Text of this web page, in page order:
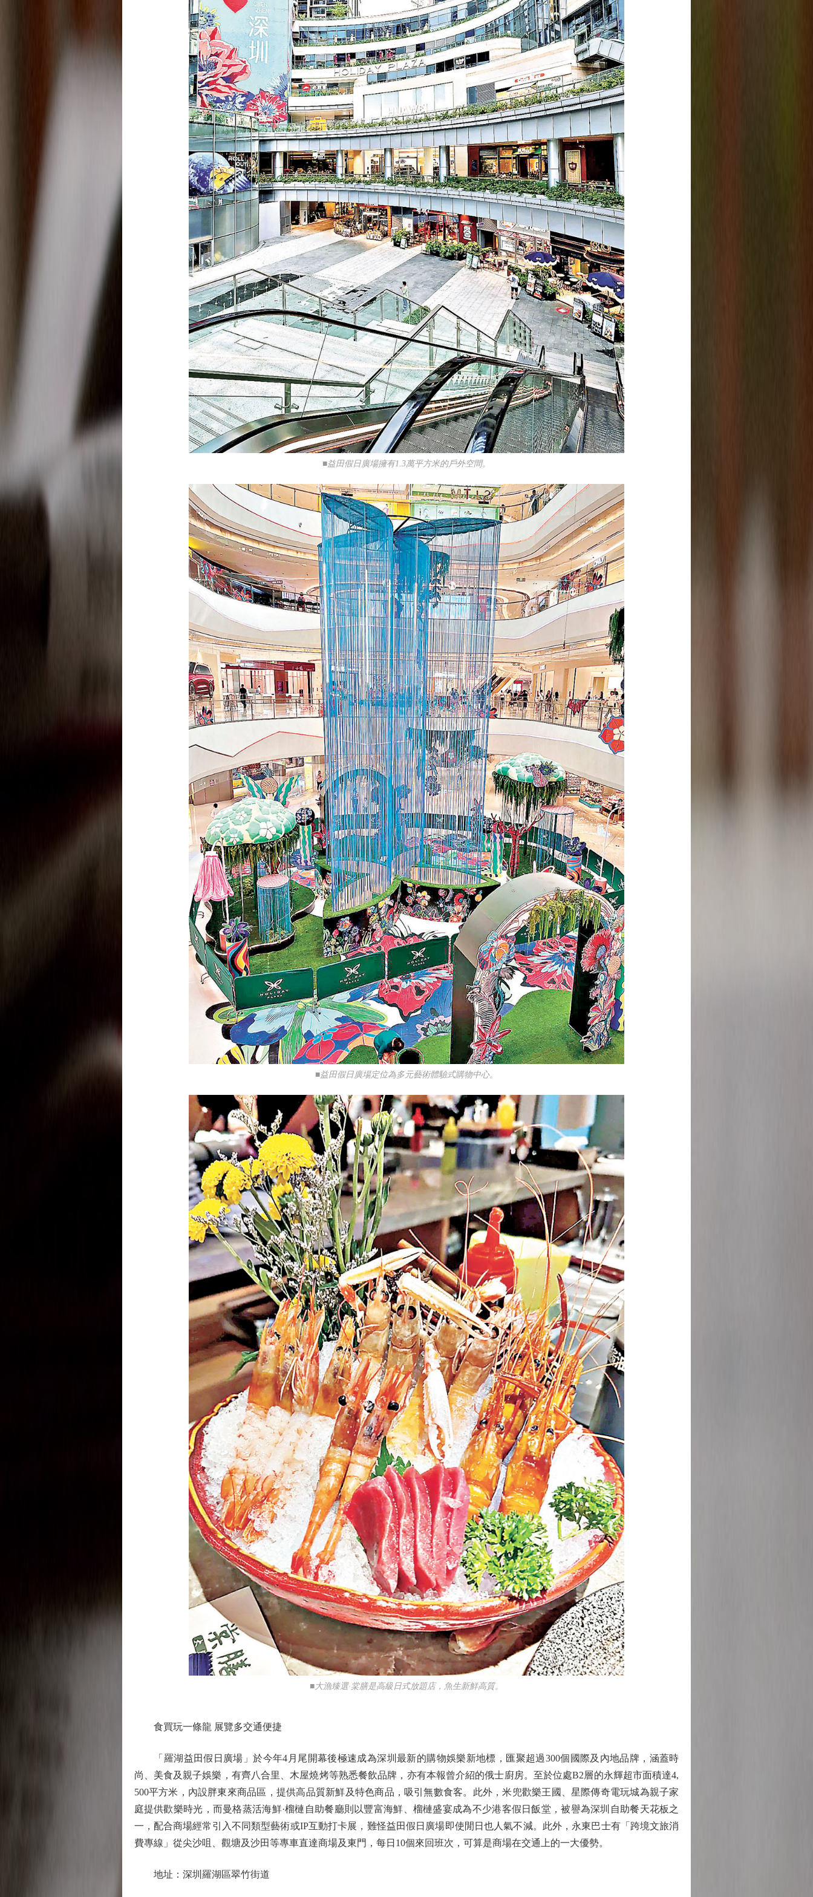
■益田假日廣場擁有1.3萬平方米的戶外空間。
■益田假日廣場定位為多元藝術體驗式購物中心。
■大漁臻選·棠膳是高級日式放題店，魚生新鮮高質。
食買玩一條龍 展覽多交通便捷
「羅湖益田假日廣場」於今年4月尾開幕後極速成為深圳最新的購物娛樂新地標，匯聚超過300個國際及內地品牌，涵蓋時
尚、美食及親子娛樂，有齊八合里、木屋燒烤等熟悉餐飲品牌，亦有本報曾介紹的俄士廚房。至於位處B2層的永輝超市面積達4,
500平方米，內設胖東來商品區，提供高品質新鮮及特色商品，吸引無數食客。此外，米兜歡樂王國、星際傳奇電玩城為親子家
庭提供歡樂時光，而曼格蒸活海鮮·榴槤自助餐廳則以豐富海鮮、榴槤盛宴成為不少港客假日飯堂，被譽為深圳自助餐天花板之
一，配合商場經常引入不同類型藝術或IP互動打卡展，難怪益田假日廣場即使閒日也人氣不減。此外，永東巴士有「跨境文旅消
費專線」從尖沙咀、觀塘及沙田等專車直達商場及東門，每日10個來回班次，可算是商場在交通上的一大優勢。
地址：深圳羅湖區翠竹街道